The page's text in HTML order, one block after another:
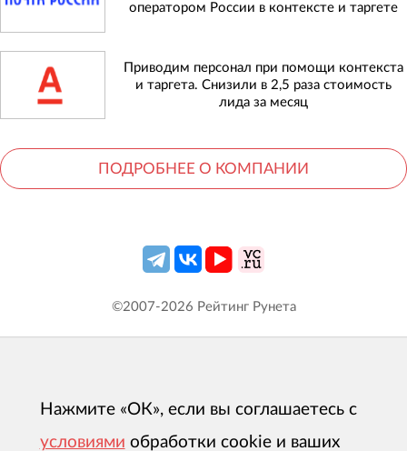
оператором России в контексте и таргете
Приводим персонал при помощи контекста
и таргета. Снизили в 2,5 раза стоимость
лида за месяц
ПОДРОБНЕЕ О КОМПАНИИ
©2007-2026 Рейтинг Рунета
Нажмите «ОК», если вы соглашаетесь с
условиями обработки cookie и ваших